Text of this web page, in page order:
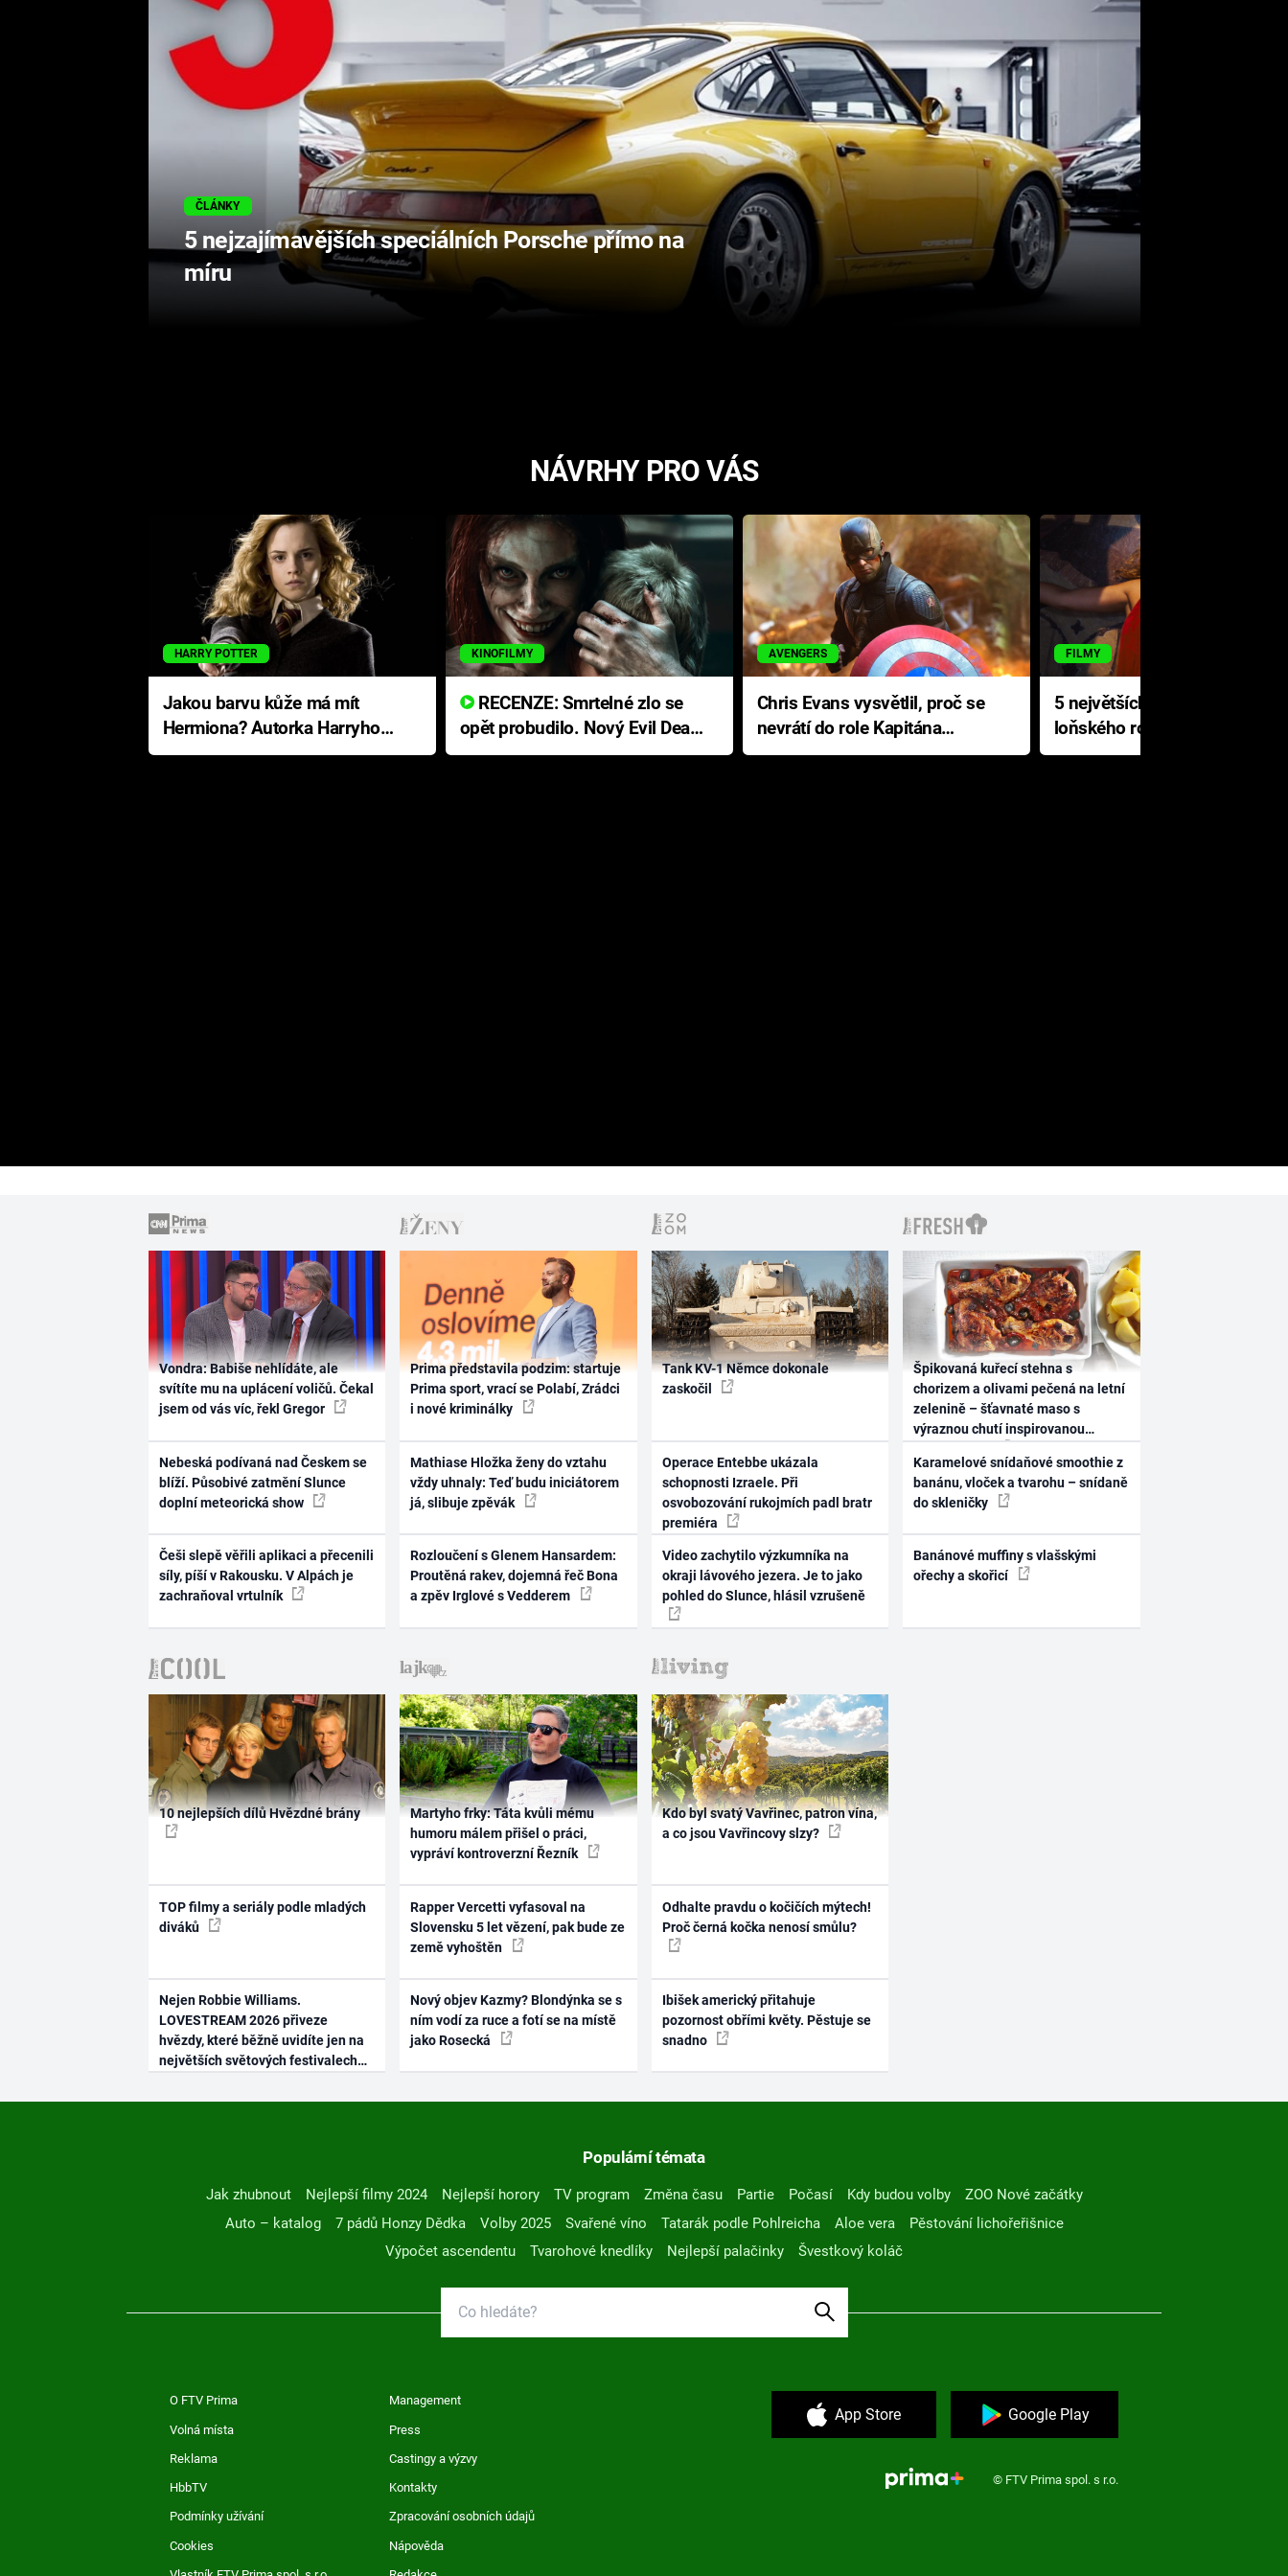
ČLÁNKY
5 nejzajímavějších speciálních Porsche přímo na
míru
NÁVRHY PRO VÁS
HARRY POTTER
Jakou barvu kůže má mít
Hermiona? Autorka Harryho
Pottera přišla s ráznou
KINOFILMY
RECENZE: Smrtelné zlo se
opět probudilo. Nový Evil Dead
přichází s neodolatelnou
AVENGERS
Chris Evans vysvětlil, proč se
nevrátí do role Kapitána
Ameriky
FILMY
5 největších propadáků
loňského roku: Disney na
jediné katastrofě prodělal 200
Vondra: Babiše nehlídáte, ale
svítíte mu na uplácení voličů. Čekal
jsem od vás víc, řekl Gregor
Nebeská podívaná nad Českem se
blíží. Působivé zatmění Slunce
doplní meteorická show
Češi slepě věřili aplikaci a přecenili
síly, píší v Rakousku. V Alpách je
zachraňoval vrtulník
Prima představila podzim: startuje
Prima sport, vrací se Polabí, Zrádci
i nové kriminálky
Mathiase Hložka ženy do vztahu
vždy uhnaly: Teď budu iniciátorem
já, slibuje zpěvák
Rozloučení s Glenem Hansardem:
Proutěná rakev, dojemná řeč Bona
a zpěv Irglové s Vedderem
Tank KV-1 Němce dokonale
zaskočil
Operace Entebbe ukázala
schopnosti Izraele. Při
osvobozování rukojmích padl bratr
premiéra
Video zachytilo výzkumníka na
okraji lávového jezera. Je to jako
pohled do Slunce, hlásil vzrušeně
Špikovaná kuřecí stehna s
chorizem a olivami pečená na letní
zelenině – šťavnaté maso s
výraznou chutí inspirovanou
Karamelové snídaňové smoothie z
banánu, vloček a tvarohu – snídaně
do skleničky
Banánové muffiny s vlašskými
ořechy a skořicí
10 nejlepších dílů Hvězdné brány
TOP filmy a seriály podle mladých
diváků
Nejen Robbie Williams.
LOVESTREAM 2026 přiveze
hvězdy, které běžně uvidíte jen na
největších světových festivalech
Martyho frky: Táta kvůli mému
humoru málem přišel o práci,
vypráví kontroverzní Řezník
Rapper Vercetti vyfasoval na
Slovensku 5 let vězení, pak bude ze
země vyhoštěn
Nový objev Kazmy? Blondýnka se s
ním vodí za ruce a fotí se na místě
jako Rosecká
Kdo byl svatý Vavřinec, patron vína,
a co jsou Vavřincovy slzy?
Odhalte pravdu o kočičích mýtech!
Proč černá kočka nenosí smůlu?
Ibišek americký přitahuje
pozornost obřími květy. Pěstuje se
snadno
Populární témata
Jak zhubnout Nejlepší filmy 2024 Nejlepší horory TV program Změna času Partie Počasí Kdy budou volby
ZOO Nové začátky
Auto – katalog
7 pádů Honzy Dědka Volby 2025 Svařené víno Tatarák podle Pohlreicha Aloe vera
Pěstování lichořeřišnice
Výpočet ascendentu
Tvarohové knedlíky Nejlepší palačinky Švestkový koláč
O FTV Prima Management
Volná místa Press
Reklama Castingy a výzvy
HbbTV Kontakty
Podmínky užívání Zpracování osobních údajů
Cookies Nápověda
App Store Google Play
© FTV Prima spol. s r.o.